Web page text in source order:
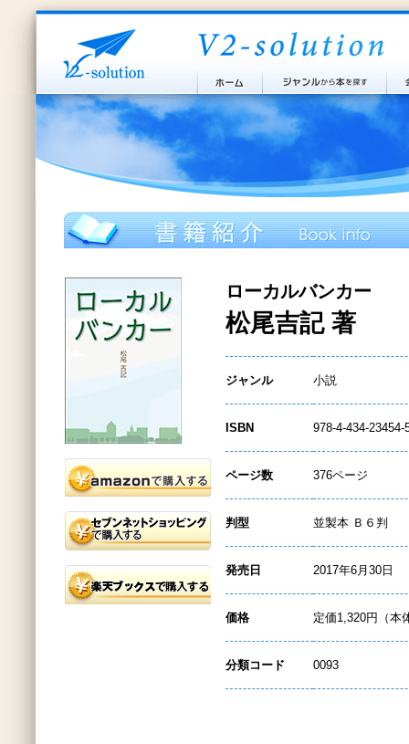
ローカルバンカー
松尾吉記 著
ジャンル 小説
ISBN 978-4-434-23454-
ページ数 376ページ
判型 並製本 Ｂ６判
発売日 2017年6月30日
価格 定価1,320円（本
分類コード 0093